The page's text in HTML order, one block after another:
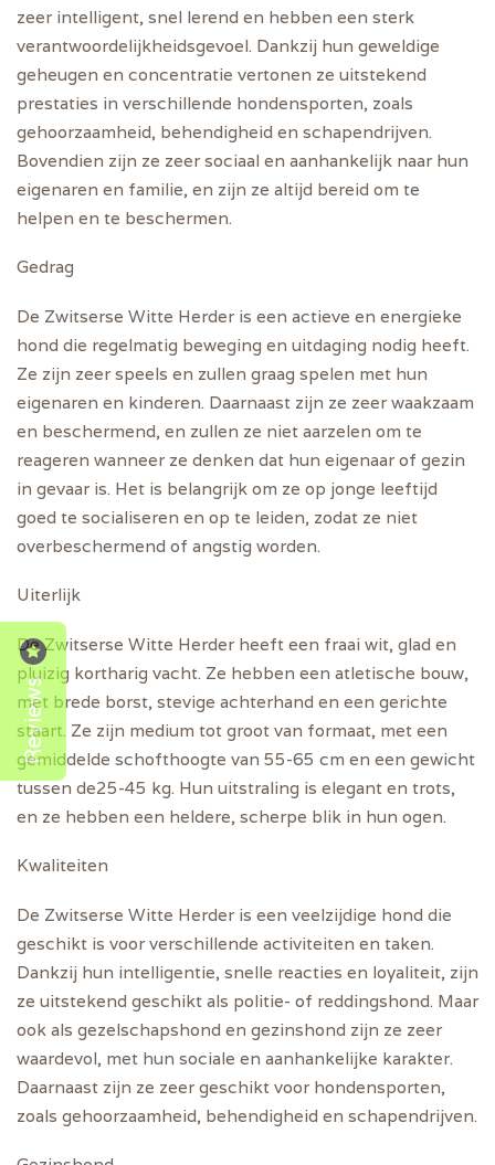
zeer intelligent, snel lerend en hebben een sterk
verantwoordelijkheidsgevoel. Dankzij hun geweldige
geheugen en concentratie vertonen ze uitstekend
prestaties in verschillende hondensporten, zoals
gehoorzaamheid, behendigheid en schapendrijven.
Bovendien zijn ze zeer sociaal en aanhankelijk naar hun
eigenaren en familie, en zijn ze altijd bereid om te
helpen en te beschermen.
Gedrag
De Zwitserse Witte Herder is een actieve en energieke
hond die regelmatig beweging en uitdaging nodig heeft.
Ze zijn zeer speels en zullen graag spelen met hun
eigenaren en kinderen. Daarnaast zijn ze zeer waakzaam
en beschermend, en zullen ze niet aarzelen om te
reageren wanneer ze denken dat hun eigenaar of gezin
in gevaar is. Het is belangrijk om ze op jonge leeftijd
goed te socialiseren en op te leiden, zodat ze niet
overbeschermend of angstig worden.
Uiterlijk
De Zwitserse Witte Herder heeft een fraai wit, glad en
pluizig kortharig vacht. Ze hebben een atletische bouw,
met brede borst, stevige achterhand en een gerichte
staart. Ze zijn medium tot groot van formaat, met een
gemiddelde schofthoogte van 55-65 cm en een gewicht
tussen de25-45 kg. Hun uitstraling is elegant en trots,
en ze hebben een heldere, scherpe blik in hun ogen.
Kwaliteiten
De Zwitserse Witte Herder is een veelzijdige hond die
geschikt is voor verschillende activiteiten en taken.
Dankzij hun intelligentie, snelle reacties en loyaliteit, zijn
ze uitstekend geschikt als politie- of reddingshond. Maar
ook als gezelschapshond en gezinshond zijn ze zeer
waardevol, met hun sociale en aanhankelijke karakter.
Daarnaast zijn ze zeer geschikt voor hondensporten,
zoals gehoorzaamheid, behendigheid en schapendrijven.
Reviews